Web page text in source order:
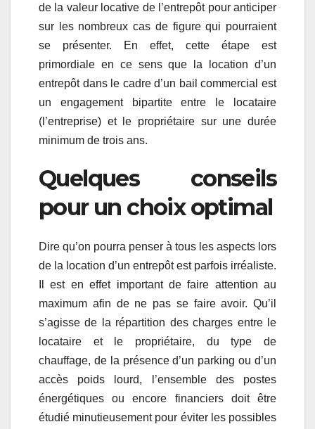
de la valeur locative de l’entrepôt pour anticiper
sur les nombreux cas de figure qui pourraient
se présenter. En effet, cette étape est
primordiale en ce sens que la location d’un
entrepôt dans le cadre d’un bail commercial est
un engagement bipartite entre le locataire
(l’entreprise) et le propriétaire sur une durée
minimum de trois ans.
Quelques conseils
pour un choix optimal
Dire qu’on pourra penser à tous les aspects lors
de la location d’un entrepôt est parfois irréaliste.
Il est en effet important de faire attention au
maximum afin de ne pas se faire avoir. Qu’il
s’agisse de la répartition des charges entre le
locataire et le propriétaire, du type de
chauffage, de la présence d’un parking ou d’un
accès poids lourd, l’ensemble des postes
énergétiques ou encore financiers doit être
étudié minutieusement pour éviter les possibles